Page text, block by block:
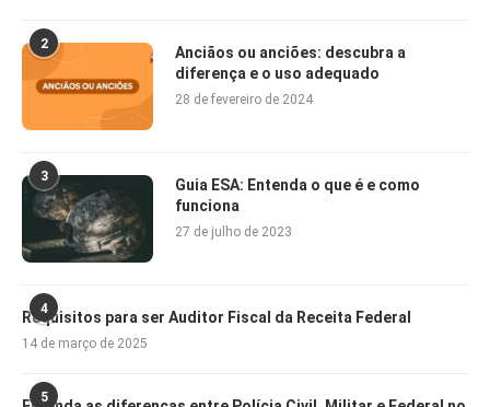
2
Anciãos ou anciões: descubra a
diferença e o uso adequado
28 de fevereiro de 2024
3
Guia ESA: Entenda o que é e como
funciona
27 de julho de 2023
4
Requisitos para ser Auditor Fiscal da Receita Federal
14 de março de 2025
5